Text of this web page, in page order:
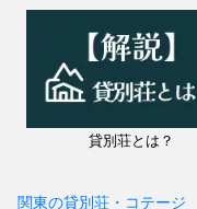
貸別荘とは？
関東の貸別荘・コテージ